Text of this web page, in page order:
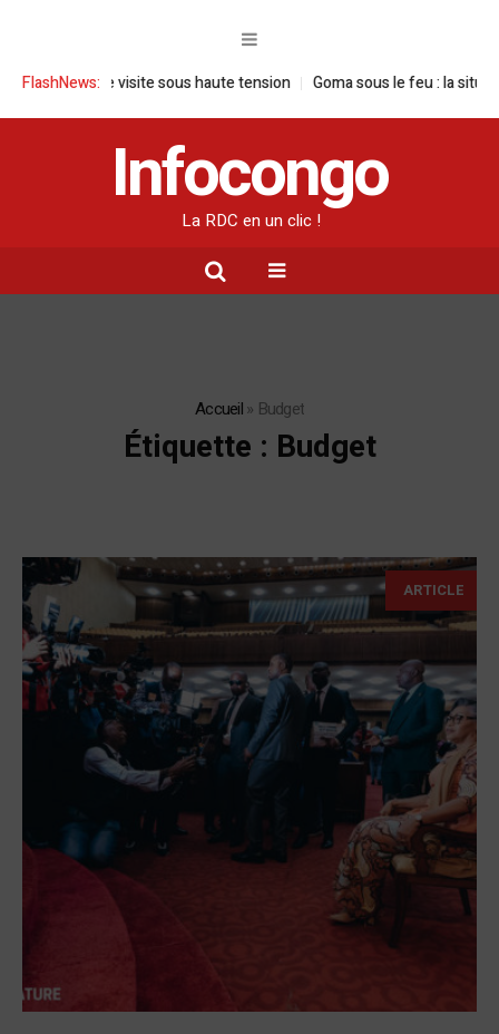
FlashNews:
visite sous haute tension Goma sous le feu : la situation
Infocongo
La RDC en un clic !
Accueil» Budget
Étiquette : Budget
ARTICLE